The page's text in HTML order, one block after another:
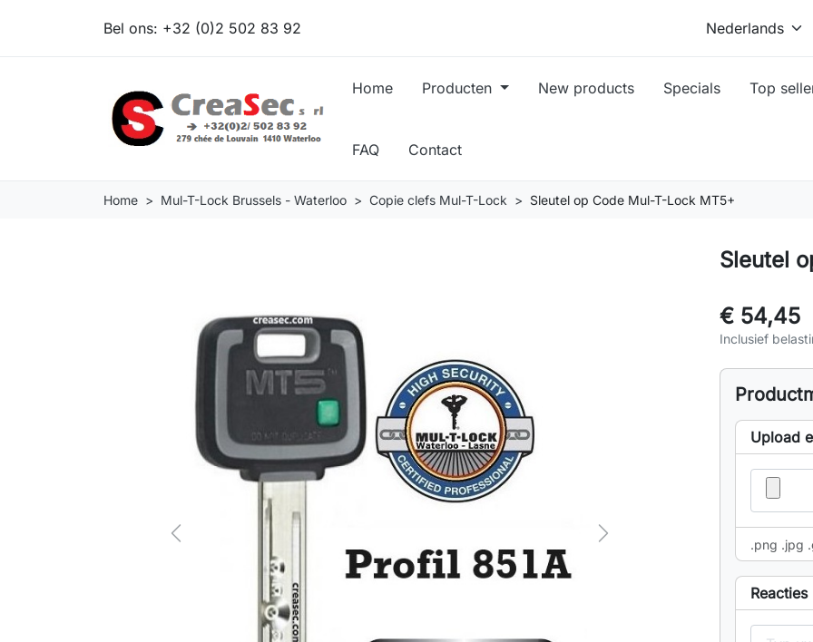
Bel ons: +32 (0)2 502 83 92
Home Producten New products Specials Top
FAQ Contact
Home Mul-T-Lock Brussels - Waterloo Copie clefs Mul-T-Lock Sleutel op Code Mul-T-Lock MT5+
Previous Next
Sleutel
€ 54,45
Inclusief
Upload
.png .jpg
Reacties